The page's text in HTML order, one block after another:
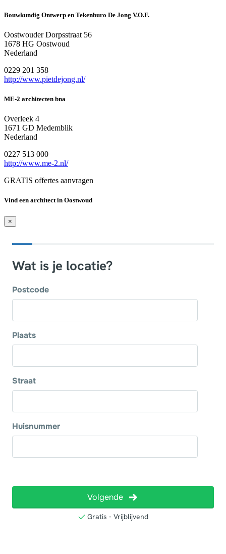
Bouwkundig Ontwerp en Tekenburo De Jong V.O.F.
Oostwouder Dorpsstraat 56
1678 HG Oostwoud
Nederland
0229 201 358
http://www.pietdejong.nl/
ME-2 architecten bna
Overleek 4
1671 GD Medemblik
Nederland
0227 513 000
http://www.me-2.nl/
GRATIS offertes aanvragen
Vind een architect in Oostwoud
×